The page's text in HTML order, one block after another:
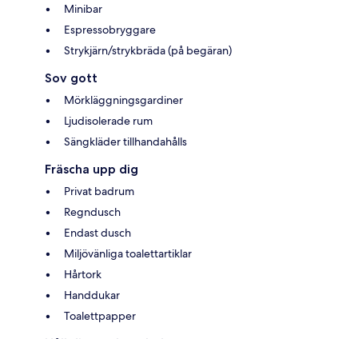
Minibar
Espressobryggare
Strykjärn/strykbräda (på begäran)
Sov gott
Mörkläggningsgardiner
Ljudisolerade rum
Sängkläder tillhandahålls
Fräscha upp dig
Privat badrum
Regndusch
Endast dusch
Miljövänliga toalettartiklar
Hårtork
Handdukar
Toalettpapper